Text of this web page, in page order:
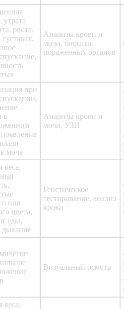
утрата
рвота,
Анализы крови и
мочи, биопсия
пораженных органов
при
в
появление
или
моче
Анализы крови и
мочи, УЗИ
веса,
или
цвета,
еды,
дыхание
Генетическое
тестирование, анализ
крови
Визуальный осмотр
веса,